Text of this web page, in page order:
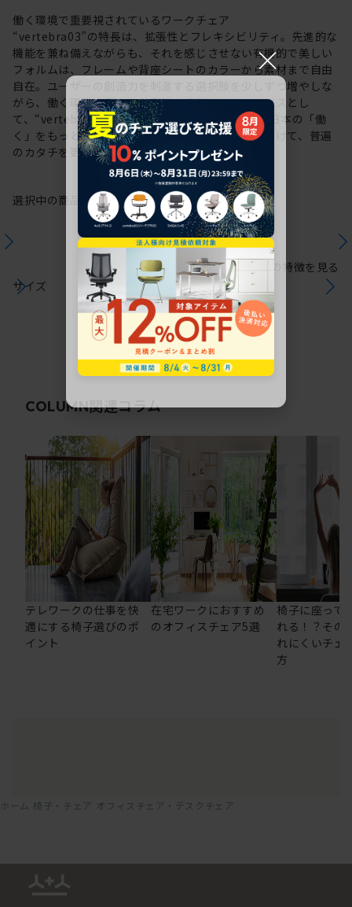
働く環境で重要視されているワークチェア
“vertebra03”の特長は、拡張性とフレキシビリティ。先進的な
機能を兼ね備えながらも、それを感じさせない有機的で美しい
フォルムは、フレームや背座シートのカラーから素材まで自由
自在。ユーザーの創造力を刺激する選択肢を少しずつ増やしな
がら、働く環境や個人の美意識を投影するキャンバスとし
て、“vertebra03”をアップデートしてきました。日本の「働
く」をもっと自由に。これからも私たちは未来に向けて、普遍
のカタチを更新していきます。
選択中の商品情報保証注意事項
サイズ
シリーズの特徴を見る
COLUMN関連コラム
テレワークの仕事を快
適にする椅子選びのポ
イント
在宅ワークにおすすめ
のオフィスチェア5選
椅子に座って
れる！？その
れにくいチェ
方
ホーム 椅子・チェア オフィスチェア・デスクチェア
×